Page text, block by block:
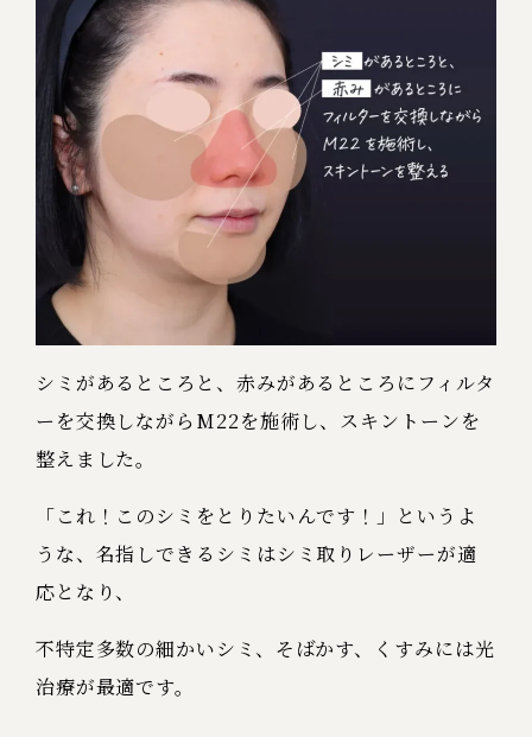
シミがあるところと、赤みがあるところにフィルタ
ーを交換しながらM22を施術し、スキントーンを
整えました。
「これ！このシミをとりたいんです！」というよ
うな、名指しできるシミはシミ取りレーザーが適
応となり、
不特定多数の細かいシミ、そばかす、くすみには光
治療が最適です。